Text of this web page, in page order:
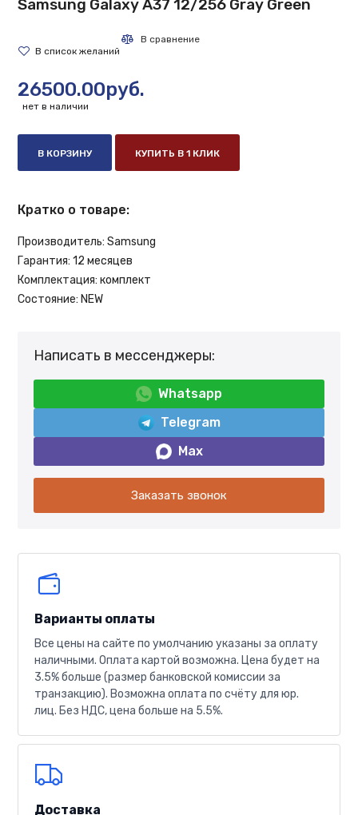
Samsung Galaxy A37 12/256 Gray Green
26500.00руб.
нет в наличии
В КОРЗИНУ КУПИТЬ В 1 КЛИК
Кратко о товаре:
Производитель: Samsung
Гарантия: 12 месяцев
Комплектация: комплект
Состояние: NEW
Написать в мессенджеры:
Whatsapp
Telegram
Max
Заказать звонок
Варианты оплаты
Все цены на сайте по умолчанию указаны за оплату
наличными. Оплата картой возможна. Цена будет на
3.5% больше (размер банковской комиссии за
транзакцию). Возможна оплата по счёту для юр.
лиц. Без НДС, цена больше на 5.5%.
Доставка